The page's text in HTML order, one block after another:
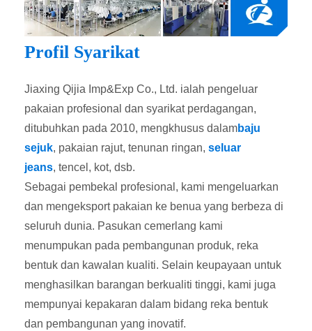
Profil Syarikat
Jiaxing Qijia Imp&Exp Co., Ltd. ialah pengeluar
pakaian profesional dan syarikat perdagangan,
ditubuhkan pada 2010, mengkhusus dalambaju
sejuk, pakaian rajut, tenunan ringan, seluar
jeans, tencel, kot, dsb.
Sebagai pembekal profesional, kami mengeluarkan
dan mengeksport pakaian ke benua yang berbeza di
seluruh dunia. Pasukan cemerlang kami
menumpukan pada pembangunan produk, reka
bentuk dan kawalan kualiti. Selain keupayaan untuk
menghasilkan barangan berkualiti tinggi, kami juga
mempunyai kepakaran dalam bidang reka bentuk
dan pembangunan yang inovatif.